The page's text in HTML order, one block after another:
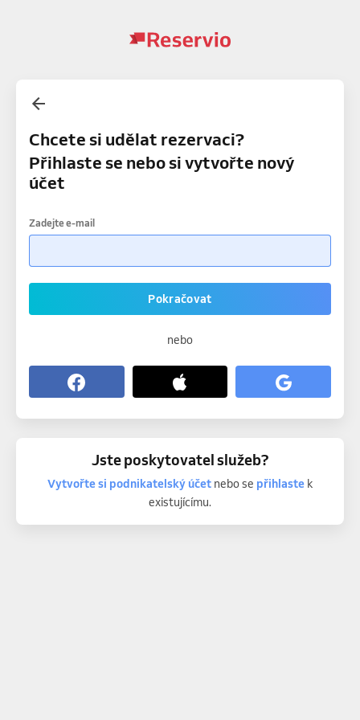
Chcete si udělat rezervaci?
Přihlaste se nebo si vytvořte nový
účet
Zadejte e-mail
Pokračovat
nebo
Jste poskytovatel služeb?
Vytvořte si podnikatelský účetnebo se přihlastek
existujícímu.